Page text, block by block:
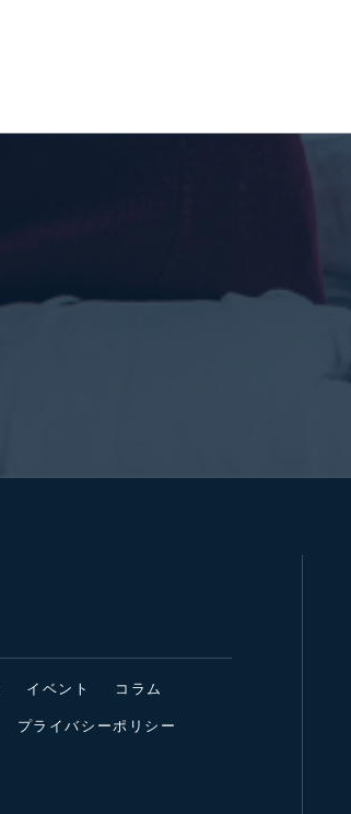
イベント コラム
プライバシーポリシー